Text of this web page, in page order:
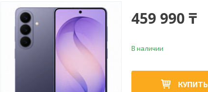
459 990 ₸
В наличии
КУПИТЬ